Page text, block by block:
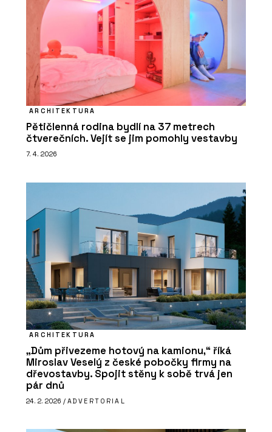
ARCHITEKTURA
Pětičlenná rodina bydlí na 37 metrech
čtverečních. Vejít se jim pomohly vestavby
7. 4. 2026
ARCHITEKTURA
„Dům přivezeme hotový na kamionu,“ říká
Miroslav Veselý z české pobočky firmy na
dřevostavby. Spojit stěny k sobě trvá jen
pár dnů
24. 2. 2026 / ADVERTORIAL